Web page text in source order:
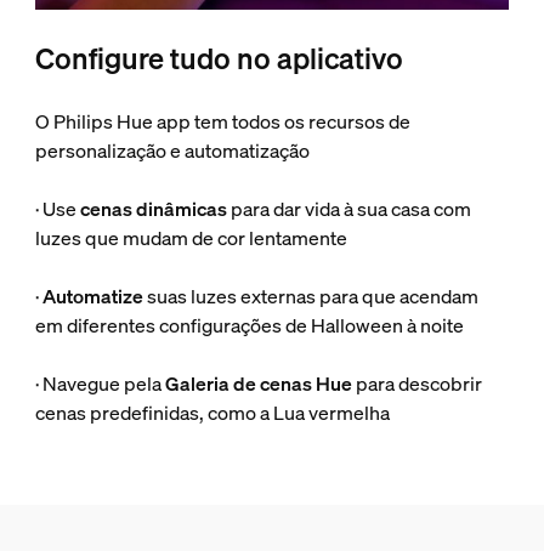
Configure tudo no aplicativo
O Philips Hue app tem todos os recursos de
personalização e automatização
· Usecenas dinâmicaspara dar vida à sua casa com
luzes que mudam de cor lentamente
·Automatizesuas luzes externas para que acendam
em diferentes configurações de Halloween à noite
· Navegue pelaGaleria de cenas Huepara descobrir
cenas predefinidas, como a Lua vermelha